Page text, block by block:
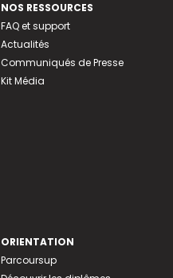
NOS RESSOURCES
FAQ et support
Actualités
Communiqués de Presse
Kit Média
ORIENTATION
Parcoursup